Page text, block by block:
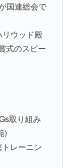
国連総会で
ウッド殿
式のスピー
取り組み
)
レーニン